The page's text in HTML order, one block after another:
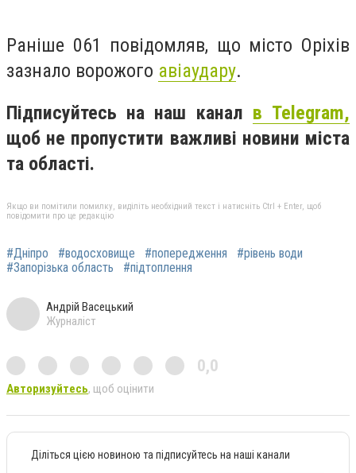
Раніше 061 повідомляв, що місто Оріхів
зазнало ворожого авіаудару.
Підписуйтесь на наш канал в Telegram,
щоб не пропустити важливі новини міста
та області.
Якщо ви помітили помилку, виділіть необхідний текст і натисніть Ctrl + Enter, щоб
повідомити про це редакцію
#Дніпро #водосховище #попередження
#рівень води
#Запорізька область
#підтоплення
Андрій Васецький
Журналіст
0,0
Авторизуйтесь, щоб оцінити
Діліться цією новиною та підписуйтесь на наші канали